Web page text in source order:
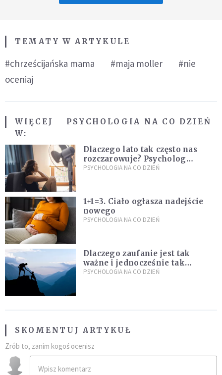
TEMATY W ARTYKULE
#chrześcijańska mama #maja moller
#nie
oceniaj
WIĘCEJ
W:
PSYCHOLOGIA NA CO DZIEŃ
Dlaczego lato tak często nas
rozczarowuje? Psycholog
wyjaśnia, skąd bierze się presja
PSYCHOLOGIA NA CO DZIEŃ
1+1=3. Ciało ogłasza nadejście
nowego
PSYCHOLOGIA NA CO DZIEŃ
Dlaczego zaufanie jest tak
ważne i jednocześnie tak
trudne?
PSYCHOLOGIA NA CO DZIEŃ
SKOMENTUJ ARTYKUŁ
Zrób to, zanim kogoś ocenisz